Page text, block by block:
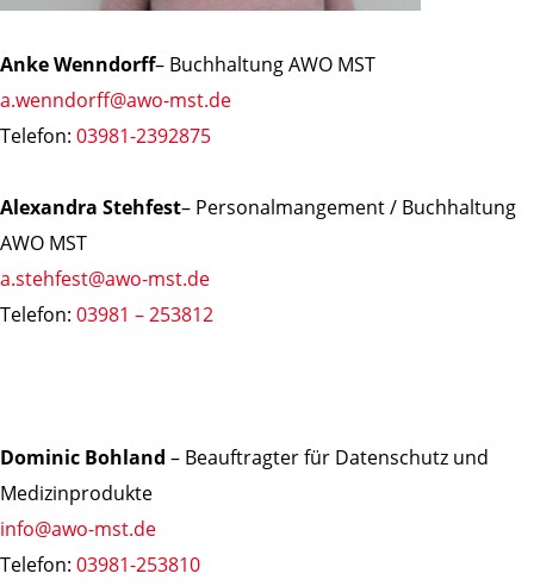
Anke Wenndorff– Buchhaltung AWO MST
a.wenndorff@awo-mst.de
Telefon: 03981-2392875
Alexandra Stehfest– Personalmangement / Buchhaltung
AWO MST
a.stehfest@awo-mst.de
Telefon: 03981 – 253812
Dominic Bohland – Beauftragter für Datenschutz und
Medizinprodukte
info@awo-mst.de
Telefon: 03981-253810